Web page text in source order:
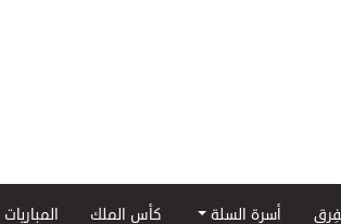
أسرة السلة كأس الملك المباريات